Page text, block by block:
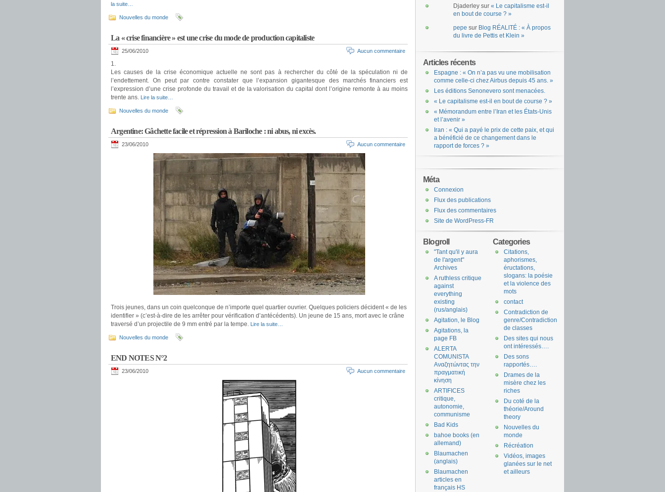
la suite…
Nouvelles du monde
La « crise financière » est une crise du mode de production capitaliste
25/06/2010 Aucun commentaire
1.
Les causes de la crise économique actuelle ne sont pas à rechercher du côté de la spéculation ni de
l’endettement. On peut par contre constater que l’expansion gigantesque des marchés financiers est
l’expression d’une crise profonde du travail et de la valorisation du capital dont l’origine remonte à au moins
trente ans. Lire la suite…
Nouvelles du monde
Argentine: Gâchette facile et répression à Bariloche : ni abus, ni excès.
23/06/2010 Aucun commentaire
Trois jeunes, dans un coin quelconque de n’importe quel quartier ouvrier. Quelques policiers décident « de les
identifier » (c’est-à-dire de les arrêter pour vérification d’antécédents). Un jeune de 15 ans, mort avec le crâne
traversé d’un projectile de 9 mm entré par la tempe. Lire la suite…
Nouvelles du monde
END NOTES N°2
23/06/2010 Aucun commentaire
Djaderley sur « Le capitalisme est-il
en bout de course ? »
pepe sur Blog RÉALITÉ : « À propos
du livre de Pettis et Klein »
Articles récents
Espagne : « On n’a pas vu une mobilisation
comme celle-ci chez Airbus depuis 45 ans. »
Les éditions Senonevero sont menacées.
« Le capitalisme est-il en bout de course ? »
« Mémorandum entre l’Iran et les États-Unis
et l’avenir »
Iran : « Qui a payé le prix de cette paix, et qui
a bénéficié de ce changement dans le
rapport de forces ? »
Méta
Connexion
Flux des publications
Flux des commentaires
Site de WordPress-FR
Categories
Citations,
aphorismes,
éructations,
slogans: la poésie
et la violence des
mots
contact
Contradiction de
genre/Contradiction
de classes
Des sites qui nous
ont intéressés….
Des sons
rapportés….
Drames de la
misère chez les
riches
Du coté de la
théorie/Around
theory
Nouvelles du
monde
Récréation
Vidéos, images
glanées sur le net
et ailleurs
Blogroll
"Tant qu'il y aura
de l'argent"
Archives
A ruthless critique
against
everything
existing
(rus/anglais)
Agitation, le Blog
Agitations, la
page FB
ALERTA
COMUNISTA
Αναζητώντας την
πραγματική
κίνηση
ARTIFICES
critique,
autonomie,
communisme
Bad Kids
bahoe books (en
allemand)
Blaumachen
(anglais)
Blaumachen
articles en
français HS